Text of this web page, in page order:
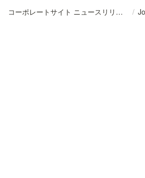
コーポレートサイト ニュースリリースDB /